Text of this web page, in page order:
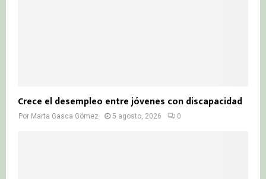
Crece el desempleo entre jóvenes con discapacidad
Por Marta Gasca Gómez 5 agosto, 2026 0